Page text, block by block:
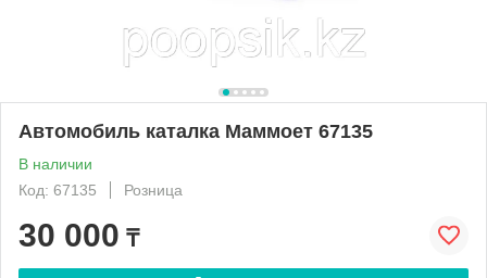
Автомобиль каталка Маммоет 67135
В наличии
Код: 67135
Розница
30 000 ₸